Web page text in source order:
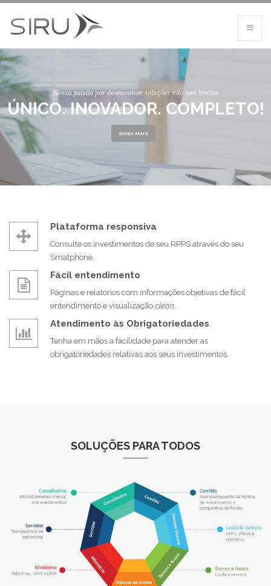
Nossa paixão por desenvolver soluções não tem limites
ÚNICO. INOVADOR. COMPLETO!
SAIBA MAIS
Plataforma responsiva
Consulte os investimentos de seu RPPS através do seu
Smatphone.
Fácil entendimento
Páginas e relatórios com informações objetivas de fácil
entendimento e visualização clean.
Atendimento às Obrigatoriedades
Tenha em mãos a facilidade para atender as
obrigatoriedades relativas aos seus investimentos.
SOLUÇÕES PARA TODOS